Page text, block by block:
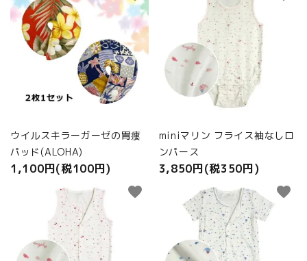
ウイルスキラーガーゼの胃瘻
パッド(ALOHA)
1,100円(税100円)
miniマリン フライス袖なしロ
ンパース
3,850円(税350円)
favorite favorite